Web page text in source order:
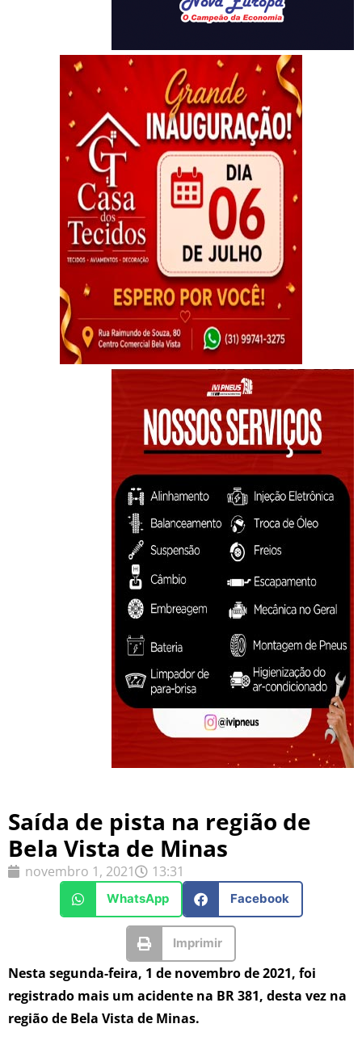
Saída de pista na região de
Bela Vista de Minas
novembro 1, 2021 13:31
WhatsApp Facebook
Imprimir
Nesta segunda-feira, 1 de novembro de 2021, foi
registrado mais um acidente na BR 381, desta vez na
região de Bela Vista de Minas.